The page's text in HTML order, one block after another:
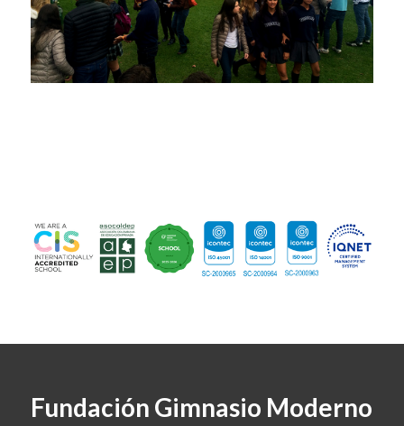
Fundación Gimnasio Moderno